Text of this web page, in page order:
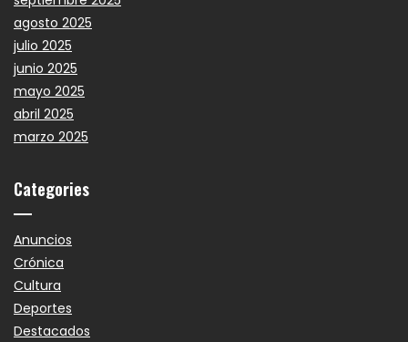
agosto 2025
julio 2025
junio 2025
mayo 2025
abril 2025
marzo 2025
Categories
Anuncios
Crónica
Cultura
Deportes
Destacados